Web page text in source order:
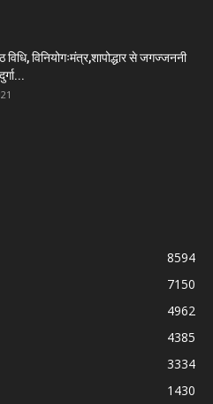
विधि, विनियोगःमंत्र,शापोद्धार से जगज्जननी
8594
7150
4962
4385
3334
1430